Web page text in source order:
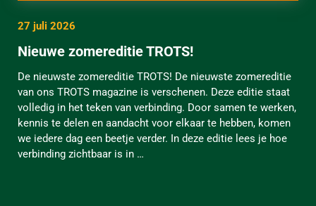
27 juli 2026
Nieuwe zomereditie TROTS!
De nieuwste zomereditie TROTS! De nieuwste zomereditie
van ons TROTS magazine is verschenen. Deze editie staat
volledig in het teken van verbinding. Door samen te werken,
kennis te delen en aandacht voor elkaar te hebben, komen
we iedere dag een beetje verder. In deze editie lees je hoe
verbinding zichtbaar is in …